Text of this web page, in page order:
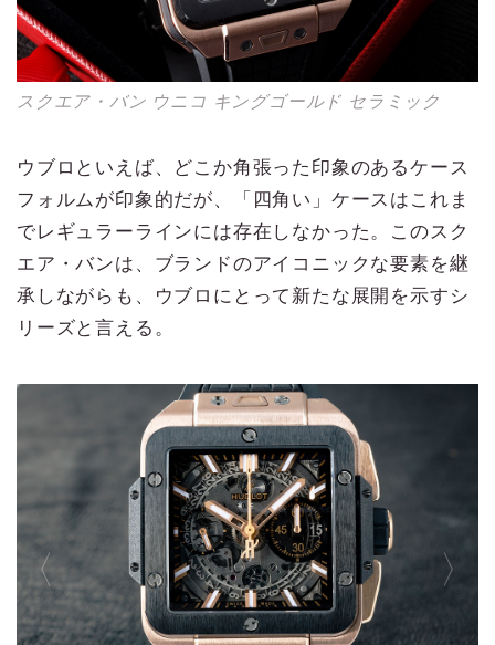
スクエア・バン ウニコ キングゴールド セラミック
ウブロといえば、どこか角張った印象のあるケース
フォルムが印象的だが、「四角い」ケースはこれま
でレギュラーラインには存在しなかった。このスク
エア・バンは、ブランドのアイコニックな要素を継
承しながらも、ウブロにとって新たな展開を示すシ
リーズと言える。